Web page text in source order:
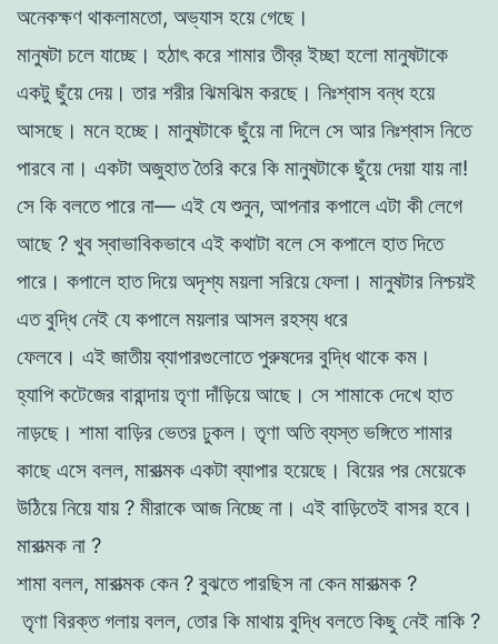
অনেকক্ষণ থাকলামতাে, অভ্যাস হয়েগেছে ।
মানুষটা চলে যাচ্ছে। হঠাৎকরে শামারতীব্রইচ্ছা হলাে মানুষটাকে
একটু ছুঁয়েদেয়।তার শরীর ঝিমঝিম করছে । নিঃশ্বাস বন্ধহয়ে
আসছে । মনেহচ্ছে। মানুষটাকে ছুঁয়েনা দিলে সে আর নিঃশ্বাস নিতে
পারবে না । একটা অজুহাততৈরি করে কি মানুষটাকে ছুঁয়ে দেয়া যায়না!
সে কি বলতেপারে না— এই যেশুনুন, আপনার কপালে এটা কীলেগে
আছে ? খুবস্বাভাবিকভাবে এই কথাটা বলে সে কপালে হাতদিতে
পারে । কপালে হাতদিয়েঅদৃশ্যময়লা সরিয়েফেলা । মানুষটার নিশ্চয়ই
এতবুদ্ধিনেই যেকপালে ময়লার আসল রহস্য ধরে
ফেলবে । এই জাতীয়ব্যাপারগুলােতেপুরুষদের বুদ্ধিথাকে কম ।
হ্যাপিকটেজের বারান্দায়তৃণাদাঁড়িয়েআছে । সে শামাকে দেখে হাত
নাড়ছে । শামা বাড়ির ভেতর ঢুকল ।তৃণা অতিব্যস্তভঙ্গিতেশামার
কাছে এসে বলল, মারাত্মক একটাব্যাপার হয়েছে । বিয়ের পর মেয়েকে
উঠিয়েনিয়েযায়? মীরাকে আজনিচ্ছেনা । এই বাড়িতেই বাসর হবে ।
মারাত্মক না ?
শামা বলল, মারাত্মক কেন? বুঝতেপারছিস না কেনমারাত্মক ?
তৃণা বিরক্তগলায়বলল, তাের কি মাথায়বুদ্ধি বলতে কিছু নেই নাকি ?